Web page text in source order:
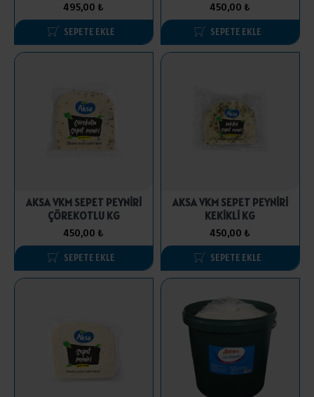
495,00 ₺
SEPETE EKLE
450,00 ₺
SEPETE EKLE
AKSA VKM SEPET PEYNİRİ
ÇÖREKOTLU KG
450,00 ₺
SEPETE EKLE
AKSA VKM SEPET PEYNİRİ
KEKİKLİ KG
450,00 ₺
SEPETE EKLE